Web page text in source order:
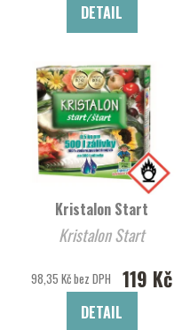
DETAIL
Kristalon Start
Kristalon Start
98,35 Kč bez DPH 119 Kč
DETAIL